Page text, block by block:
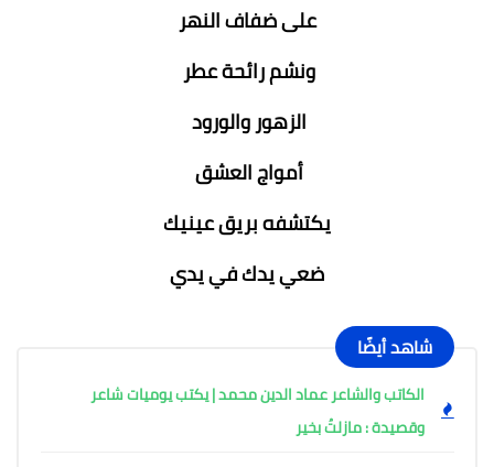
على ضفاف النهر
ونشم رائحة عطر
الزهور والورود
أمواج العشق
يكتشفه بريق عينيك
ضعي يدك في يدي
شاهد أيضًا
الكاتب والشاعر عماد الدين محمد | يكتب يوميات شاعر
وقصيدة : مازلتُ بخير